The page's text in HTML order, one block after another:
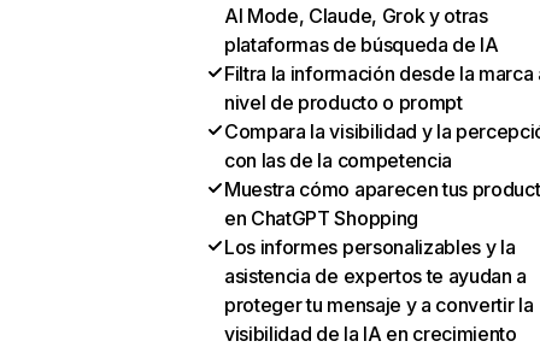
AI Mode, Claude, Grok y otras
plataformas de búsqueda de IA
Filtra la información desde la marca
nivel de producto o prompt
Compara la visibilidad y la
con las de la competencia
Muestra cómo aparecen tus
en ChatGPT Shopping
Los informes personalizables y la
asistencia de expertos te ayudan a
proteger tu mensaje y a convertir la
visibilidad de la IA en crecimiento